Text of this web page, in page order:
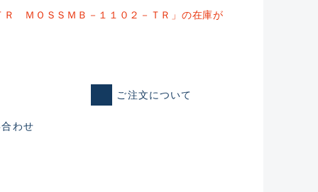
れた未使用
ものも含む
Ｒ ＭＯＳＳＭＢ－１１０２－ＴＲ」の在庫が
ご注文について
わせ